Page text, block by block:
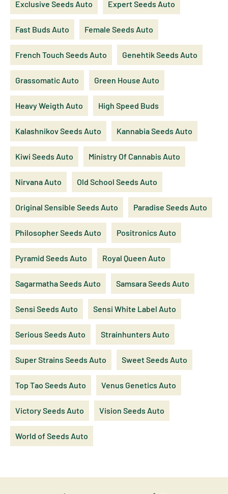
Exclusive Seeds Auto Expert Seeds Auto
Fast Buds Auto Female Seeds Auto
French Touch Seeds Auto Genehtik Seeds Auto
Grassomatic Auto Green House Auto
Heavy Weigth Auto High Speed Buds
Kalashnikov Seeds Auto Kannabia Seeds Auto
Kiwi Seeds Auto Ministry Of Cannabis Auto
Nirvana Auto Old School Seeds Auto
Original Sensible Seeds Auto Paradise Seeds Auto
Philosopher Seeds Auto Positronics Auto
Pyramid Seeds Auto Royal Queen Auto
Sagarmatha Seeds Auto Samsara Seeds Auto
Sensi Seeds Auto Sensi White Label Auto
Serious Seeds Auto Strainhunters Auto
Super Strains Seeds Auto Sweet Seeds Auto
Top Tao Seeds Auto Venus Genetics Auto
Victory Seeds Auto Vision Seeds Auto
World of Seeds Auto